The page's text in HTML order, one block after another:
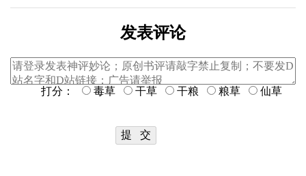
发表评论
打分： 毒草 干草 干粮 粮草 仙草